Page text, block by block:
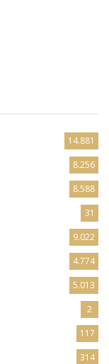
14.881
8.256
8.588
31
9.022
4.774
5.013
2
117
314